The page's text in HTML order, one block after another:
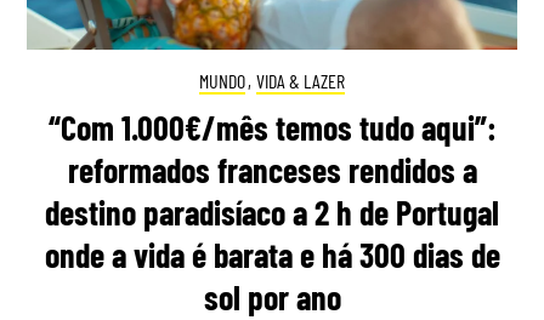
MUNDO, VIDA & LAZER
“Com 1.000€/mês temos tudo aqui”:
reformados franceses rendidos a
destino paradisíaco a 2 h de Portugal
onde a vida é barata e há 300 dias de
sol por ano